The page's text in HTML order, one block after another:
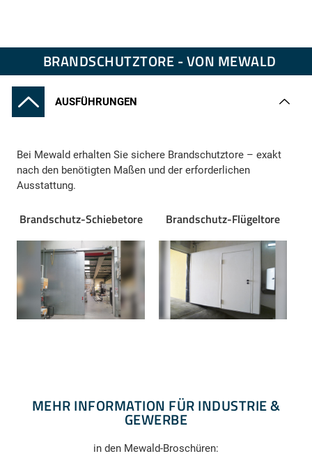
BRANDSCHUTZTORE - VON MEWALD
AUSFÜHRUNGEN
Bei Mewald erhalten Sie sichere Brandschutztore – exakt
nach den benötigten Maßen und der erforderlichen
Ausstattung.
Brandschutz-Schiebetore Brandschutz-Flügeltore
MEHR INFORMATION FÜR INDUSTRIE &
GEWERBE
in den Mewald-Broschüren: